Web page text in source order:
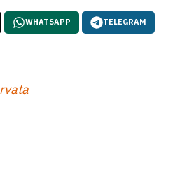
WHATSAPP TELEGRAM